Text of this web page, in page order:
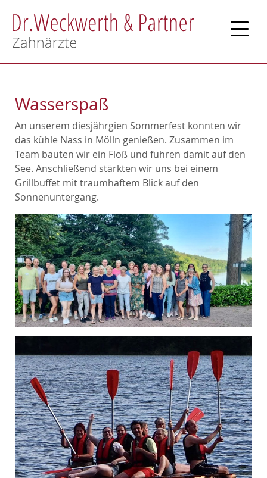
Wasserspaß
An unserem diesjährgien Sommerfest konnten wir
das kühle Nass in Mölln genießen. Zusammen im
Team bauten wir ein Floß und fuhren damit auf den
See. Anschließend stärkten wir uns bei einem
Grillbuffet mit traumhaftem Blick auf den
Sonnenuntergang.
Erstuntersuchung
Umweltzahnmedizin
Prophylaxe
Ästhetik
Kinderzahnheilkunde
Kiefergelenkstherapie
Parodontitis-Behandlung
Wurzelbehandlung (Endodontie)
Zahnimplantate
Schnarchbehandlung (mit Laser)
Sanfte Betäubung „Sleeper One“
Hypnose
Lachgas